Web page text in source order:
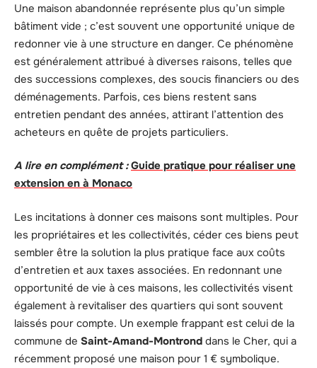
Une maison abandonnée représente plus qu’un simple
bâtiment vide ; c’est souvent une opportunité unique de
redonner vie à une structure en danger. Ce phénomène
est généralement attribué à diverses raisons, telles que
des successions complexes, des soucis financiers ou des
déménagements. Parfois, ces biens restent sans
entretien pendant des années, attirant l’attention des
acheteurs en quête de projets particuliers.
A lire en complément : Guide pratique pour réaliser une
extension en à Monaco
Les incitations à donner ces maisons sont multiples. Pour
les propriétaires et les collectivités, céder ces biens peut
sembler être la solution la plus pratique face aux coûts
d’entretien et aux taxes associées. En redonnant une
opportunité de vie à ces maisons, les collectivités visent
également à revitaliser des quartiers qui sont souvent
laissés pour compte. Un exemple frappant est celui de la
commune de Saint-Amand-Montrond dans le Cher, qui a
récemment proposé une maison pour 1 € symbolique.